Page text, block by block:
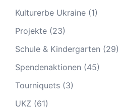
Kulturerbe Ukraine (1)
Projekte (23)
Schule & Kindergarten (29)
Spendenaktionen (45)
Tourniquets (3)
UKZ (61)